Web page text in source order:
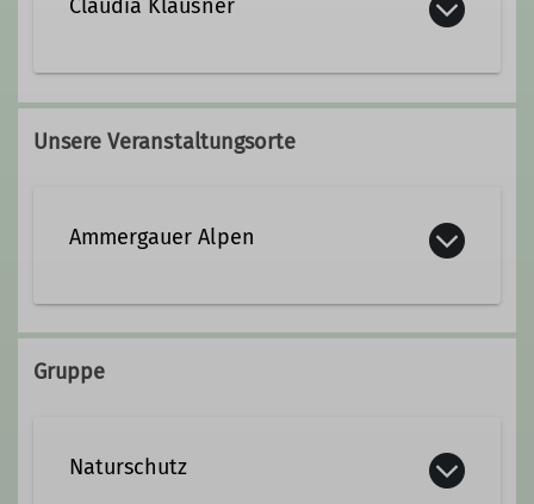
Claudia Klausner
claudia.klausner@dav-
biberach.de
Qualifikationen
Fachübungsleiterin
Unsere Veranstaltungsorte
Ammergauer Alpen
Ammergauer Alpen
Gruppe
Naturschutz